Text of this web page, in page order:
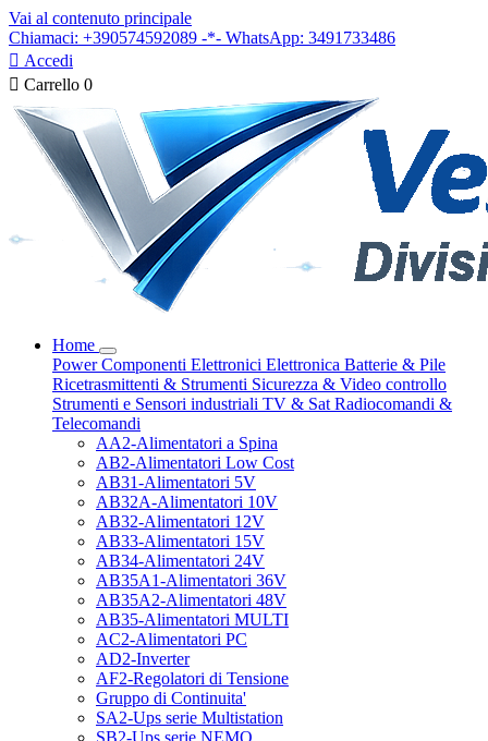
Vai al contenuto principale
Chiamaci: +390574592089 -*- WhatsApp: 3491733486
 Accedi
 Carrello 0
Home
PowerComponenti Elettronici Elettronica Batterie & Pile
Ricetrasmittenti & Strumenti Sicurezza & Video controllo
Strumenti e Sensori industriali TV & Sat Radiocomandi &
Telecomandi
AA2-Alimentatori a Spina
AB2-Alimentatori Low Cost
AB31-Alimentatori 5V
AB32A-Alimentatori 10V
AB32-Alimentatori 12V
AB33-Alimentatori 15V
AB34-Alimentatori 24V
AB35A1-Alimentatori 36V
AB35A2-Alimentatori 48V
AB35-Alimentatori MULTI
AC2-Alimentatori PC
AD2-Inverter
AF2-Regolatori di Tensione
Gruppo di Continuita'
SA2-Ups serie Multistation
SB2-Ups serie NEMO